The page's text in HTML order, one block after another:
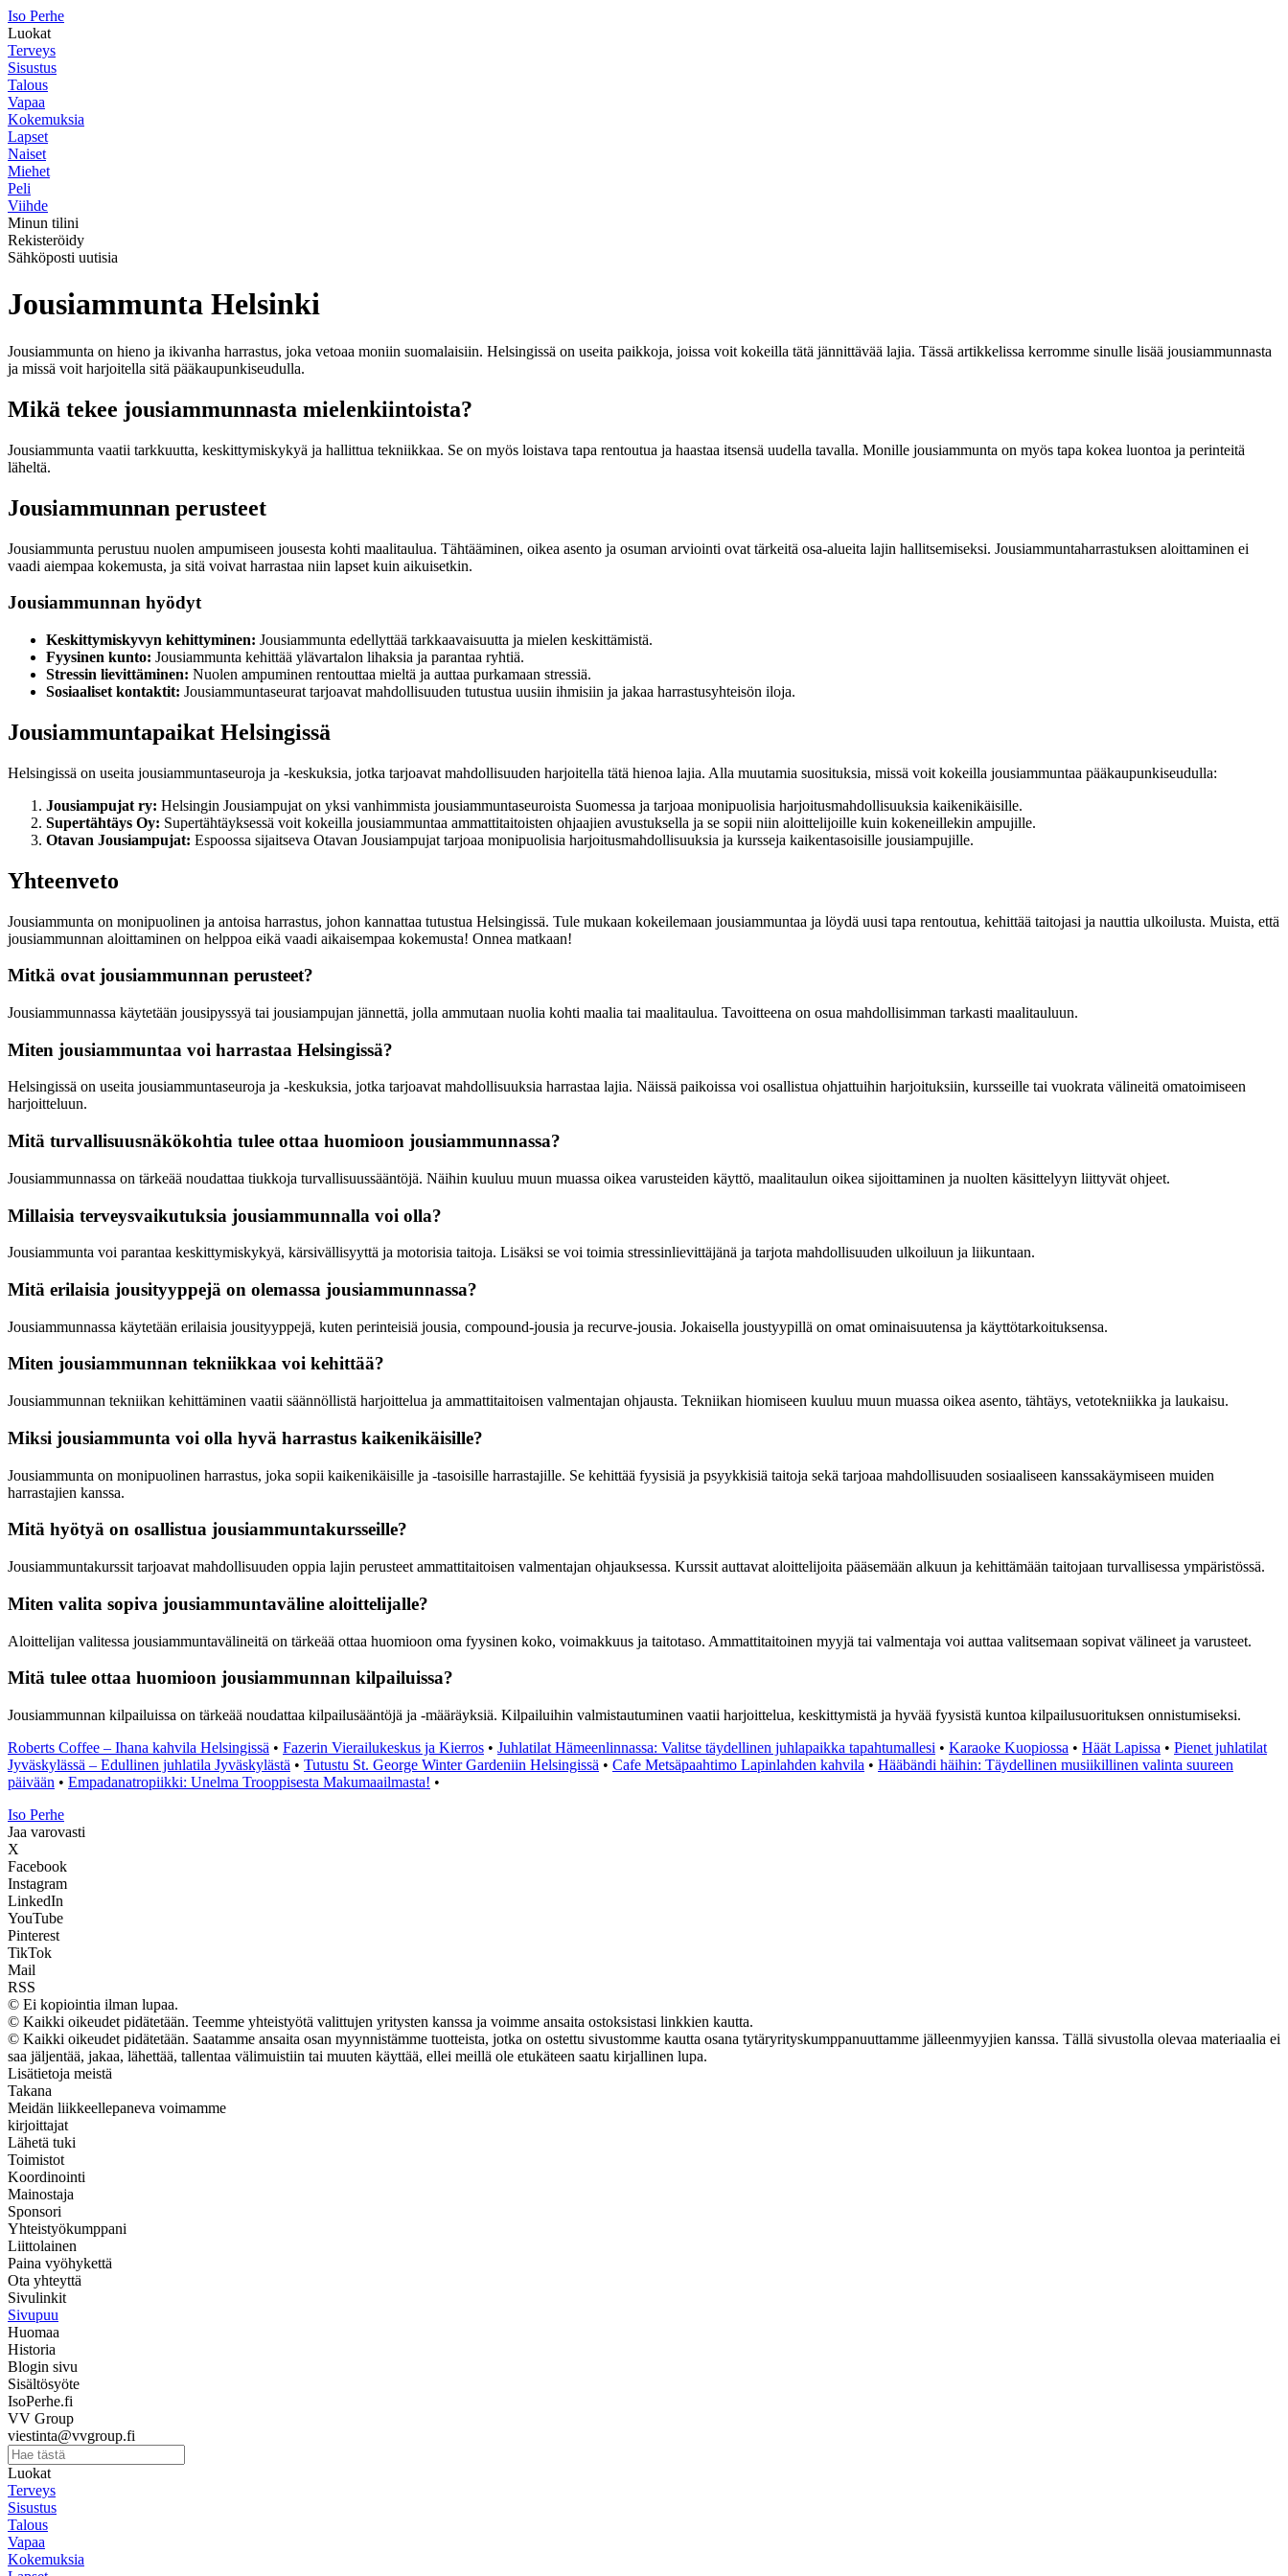
Iso Perhe
Luokat
Terveys
Sisustus
Talous
Vapaa
Kokemuksia
Lapset
Naiset
Miehet
Peli
Viihde
Minun tilini
Rekisteröidy
Sähköposti uutisia
Jousiammunta Helsinki
Jousiammunta on hieno ja ikivanha harrastus, joka vetoaa moniin suomalaisiin. Helsingissä on useita paikkoja, joissa voit kokeilla tätä jännittävää lajia. Tässä artikkelissa kerromme sinulle lisää jousiammunnasta
ja missä voit harjoitella sitä pääkaupunkiseudulla.
Mikä tekee jousiammunnasta mielenkiintoista?
Jousiammunta vaatii tarkkuutta, keskittymiskykyä ja hallittua tekniikkaa. Se on myös loistava tapa rentoutua ja haastaa itsensä uudella tavalla. Monille jousiammunta on myös tapa kokea luontoa ja perinteitä
läheltä.
Jousiammunnan perusteet
Jousiammunta perustuu nuolen ampumiseen jousesta kohti maalitaulua. Tähtääminen, oikea asento ja osuman arviointi ovat tärkeitä osa-alueita lajin hallitsemiseksi. Jousiammuntaharrastuksen aloittaminen ei
vaadi aiempaa kokemusta, ja sitä voivat harrastaa niin lapset kuin aikuisetkin.
Jousiammunnan hyödyt
Keskittymiskyvyn kehittyminen: Jousiammunta edellyttää tarkkaavaisuutta ja mielen keskittämistä.
Fyysinen kunto: Jousiammunta kehittää ylävartalon lihaksia ja parantaa ryhtiä.
Stressin lievittäminen: Nuolen ampuminen rentouttaa mieltä ja auttaa purkamaan stressiä.
Sosiaaliset kontaktit: Jousiammuntaseurat tarjoavat mahdollisuuden tutustua uusiin ihmisiin ja jakaa harrastusyhteisön iloja.
Jousiammuntapaikat Helsingissä
Helsingissä on useita jousiammuntaseuroja ja -keskuksia, jotka tarjoavat mahdollisuuden harjoitella tätä hienoa lajia. Alla muutamia suosituksia, missä voit kokeilla jousiammuntaa pääkaupunkiseudulla:
Jousiampujat ry: Helsingin Jousiampujat on yksi vanhimmista jousiammuntaseuroista Suomessa ja tarjoaa monipuolisia harjoitusmahdollisuuksia kaikenikäisille.
Supertähtäys Oy: Supertähtäyksessä voit kokeilla jousiammuntaa ammattitaitoisten ohjaajien avustuksella ja se sopii niin aloittelijoille kuin kokeneillekin ampujille.
Otavan Jousiampujat: Espoossa sijaitseva Otavan Jousiampujat tarjoaa monipuolisia harjoitusmahdollisuuksia ja kursseja kaikentasoisille jousiampujille.
Yhteenveto
Jousiammunta on monipuolinen ja antoisa harrastus, johon kannattaa tutustua Helsingissä. Tule mukaan kokeilemaan jousiammuntaa ja löydä uusi tapa rentoutua, kehittää taitojasi ja nauttia ulkoilusta. Muista, että
jousiammunnan aloittaminen on helppoa eikä vaadi aikaisempaa kokemusta! Onnea matkaan!
Mitkä ovat jousiammunnan perusteet?
Jousiammunnassa käytetään jousipyssyä tai jousiampujan jännettä, jolla ammutaan nuolia kohti maalia tai maalitaulua. Tavoitteena on osua mahdollisimman tarkasti maalitauluun.
Miten jousiammuntaa voi harrastaa Helsingissä?
Helsingissä on useita jousiammuntaseuroja ja -keskuksia, jotka tarjoavat mahdollisuuksia harrastaa lajia. Näissä paikoissa voi osallistua ohjattuihin harjoituksiin, kursseille tai vuokrata välineitä omatoimiseen
harjoitteluun.
Mitä turvallisuusnäkökohtia tulee ottaa huomioon jousiammunnassa?
Jousiammunnassa on tärkeää noudattaa tiukkoja turvallisuussääntöjä. Näihin kuuluu muun muassa oikea varusteiden käyttö, maalitaulun oikea sijoittaminen ja nuolten käsittelyyn liittyvät ohjeet.
Millaisia terveysvaikutuksia jousiammunnalla voi olla?
Jousiammunta voi parantaa keskittymiskykyä, kärsivällisyyttä ja motorisia taitoja. Lisäksi se voi toimia stressinlievittäjänä ja tarjota mahdollisuuden ulkoiluun ja liikuntaan.
Mitä erilaisia jousityyppejä on olemassa jousiammunnassa?
Jousiammunnassa käytetään erilaisia jousityyppejä, kuten perinteisiä jousia, compound-jousia ja recurve-jousia. Jokaisella joustyypillä on omat ominaisuutensa ja käyttötarkoituksensa.
Miten jousiammunnan tekniikkaa voi kehittää?
Jousiammunnan tekniikan kehittäminen vaatii säännöllistä harjoittelua ja ammattitaitoisen valmentajan ohjausta. Tekniikan hiomiseen kuuluu muun muassa oikea asento, tähtäys, vetotekniikka ja laukaisu.
Miksi jousiammunta voi olla hyvä harrastus kaikenikäisille?
Jousiammunta on monipuolinen harrastus, joka sopii kaikenikäisille ja -tasoisille harrastajille. Se kehittää fyysisiä ja psyykkisiä taitoja sekä tarjoaa mahdollisuuden sosiaaliseen kanssakäymiseen muiden
harrastajien kanssa.
Mitä hyötyä on osallistua jousiammuntakursseille?
Jousiammuntakurssit tarjoavat mahdollisuuden oppia lajin perusteet ammattitaitoisen valmentajan ohjauksessa. Kurssit auttavat aloittelijoita pääsemään alkuun ja kehittämään taitojaan turvallisessa ympäristössä.
Miten valita sopiva jousiammuntaväline aloittelijalle?
Aloittelijan valitessa jousiammuntavälineitä on tärkeää ottaa huomioon oma fyysinen koko, voimakkuus ja taitotaso. Ammattitaitoinen myyjä tai valmentaja voi auttaa valitsemaan sopivat välineet ja varusteet.
Mitä tulee ottaa huomioon jousiammunnan kilpailuissa?
Jousiammunnan kilpailuissa on tärkeää noudattaa kilpailusääntöjä ja -määräyksiä. Kilpailuihin valmistautuminen vaatii harjoittelua, keskittymistä ja hyvää fyysistä kuntoa kilpailusuorituksen onnistumiseksi.
Roberts Coffee – Ihana kahvila Helsingissä • Fazerin Vierailukeskus ja Kierros • Juhlatilat Hämeenlinnassa: Valitse täydellinen juhlapaikka tapahtumallesi • Karaoke Kuopiossa • Häät Lapissa • Pienet juhlatilat
Jyväskylässä – Edullinen juhlatila Jyväskylästä • Tutustu St. George Winter Gardeniin Helsingissä • Cafe Metsäpaahtimo Lapinlahden kahvila • Hääbändi häihin: Täydellinen musiikillinen valinta suureen
päivään • Empadanatropiikki: Unelma Trooppisesta Makumaailmasta! •
Iso Perhe
Jaa varovasti
X
Facebook
Instagram
LinkedIn
YouTube
Pinterest
TikTok
Mail
RSS
© Ei kopiointia ilman lupaa.
© Kaikki oikeudet pidätetään. Teemme yhteistyötä valittujen yritysten kanssa ja voimme ansaita ostoksistasi linkkien kautta.
© Kaikki oikeudet pidätetään. Saatamme ansaita osan myynnistämme tuotteista, jotka on ostettu sivustomme kautta osana tytäryrityskumppanuuttamme jälleenmyyjien kanssa. Tällä sivustolla olevaa materiaalia ei
saa jäljentää, jakaa, lähettää, tallentaa välimuistiin tai muuten käyttää, ellei meillä ole etukäteen saatu kirjallinen lupa.
Lisätietoja meistä
Takana
Meidän liikkeellepaneva voimamme
kirjoittajat
Lähetä tuki
Toimistot
Koordinointi
Mainostaja
Sponsori
Yhteistyökumppani
Liittolainen
Paina vyöhykettä
Ota yhteyttä
Sivulinkit
Sivupuu
Huomaa
Historia
Blogin sivu
Sisältösyöte
IsoPerhe.fi
VV Group
viestinta@vvgroup.fi
Luokat
Terveys
Sisustus
Talous
Vapaa
Kokemuksia